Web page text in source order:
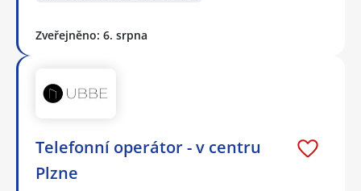
Zveřejněno: 6. srpna
Telefonní operátor - v centru
Plzne